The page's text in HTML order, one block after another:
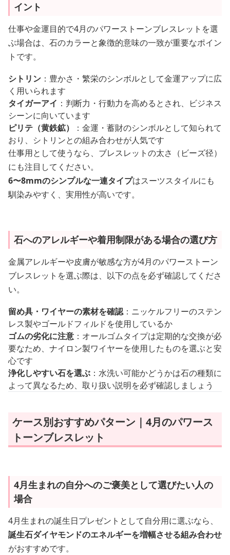
イント
仕事や金運目的で4月のパワーストーンブレスレットを選
ぶ場合は、石のカラーと象徴的意味の一致が重要なポイン
トです。
シトリン ：豊かさ・繁栄のシンボルとして金運アップに広
く用いられます
タイガーアイ ：判断力・行動力を高めるとされ、ビジネス
シーンに向いています
ピリテ（黄鉄鉱）
：金運・蓄財のシンボルとして知られて
おり、シトリンとの組み合わせが人気です
仕事用として使うなら、ブレスレットの太さ（ビーズ径）
にも注目してください。
6〜8mmのシンプルな一連タイプはスーツスタイルにも
馴染みやすく、実用性が高いです。
石へのアレルギーや着用制限がある場合の選び方
金属アレルギーや皮膚が敏感な方が4月のパワーストーン
ブレスレットを選ぶ際は、以下の点を必ず確認してくださ
い。
留め具・ワイヤーの素材を確認：ニッケルフリーのステン
レス製やゴールドフィルドを使用しているか
ゴムの劣化に注意 ：オールゴムタイプは定期的な交換が必
要なため、ナイロン製ワイヤーを使用したものを選ぶと安
心です
浄化しやすい石を選ぶ ：水洗い可能かどうかは石の種類に
よって異なるため、取り扱い説明を必ず確認しましょう
ケース別おすすめパターン｜4月のパワース
トーンブレスレット
4月生まれの自分へのご褒美として選びたい人の
場合
4月生まれの誕生日プレゼントとして自分用に選ぶなら、
誕生石ダイヤモンドのエネルギーを増幅させる組み合わせ
がおすすめです。